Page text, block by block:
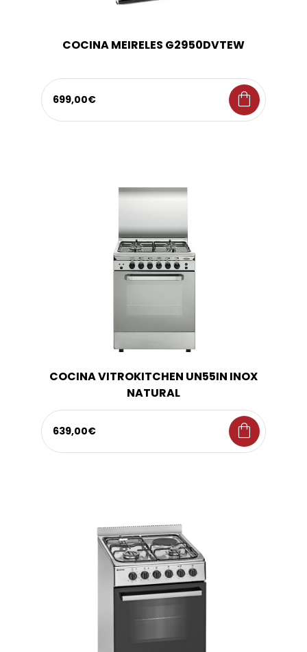
COCINA MEIRELES G2950DVTEW
699,00€ shopping_bag
COCINA VITROKITCHEN UN55IN INOX
NATURAL
639,00€ shopping_bag